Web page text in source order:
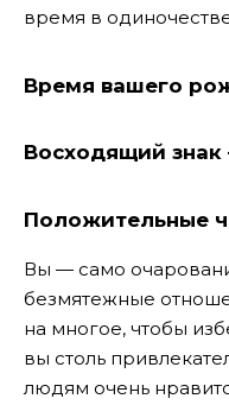
время в
Время вашего
Восходящий
Положительные
Вы — само
безмятежные
на многое, чтобы
вы столь
людям очень